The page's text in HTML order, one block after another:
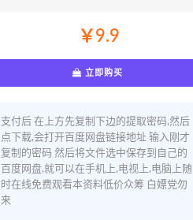
￥9.9
立即购买
支付后 在上方先复制下边的提取密码,然后
点下载,会打开百度网盘链接地址 输入刚才
复制的密码 然后将文件选中保存到自己的
百度网盘,就可以在手机上,电视上,电脑上随
时在线免费观看本资料低价众筹 白嫖党勿
来